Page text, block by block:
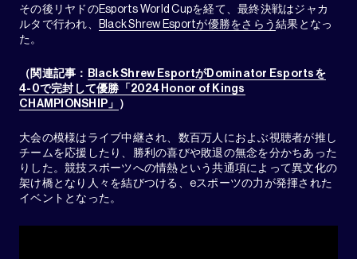
その後リヤドのEsports World Cupを経て、最終決戦はジャカ
ルタで行われ、
Black Shrew Esportが優勝をさらう 結果となっ
た。
（関連記事：
Black Shrew EsportがDominator Esportsを
4-0で完封して優勝「2024 Honor of Kings
CHAMPIONSHIP」
）
大会の模様はライブ中継され、数百万人におよぶ視聴者が推し
チームを応援したり、勝利の喜びや敗退の無念を分かちあった
りした。競技スポーツへの情熱という共通項によって異文化の
架け橋となり人々を結びつける、eスポーツの力が発揮された
イベントとなった。